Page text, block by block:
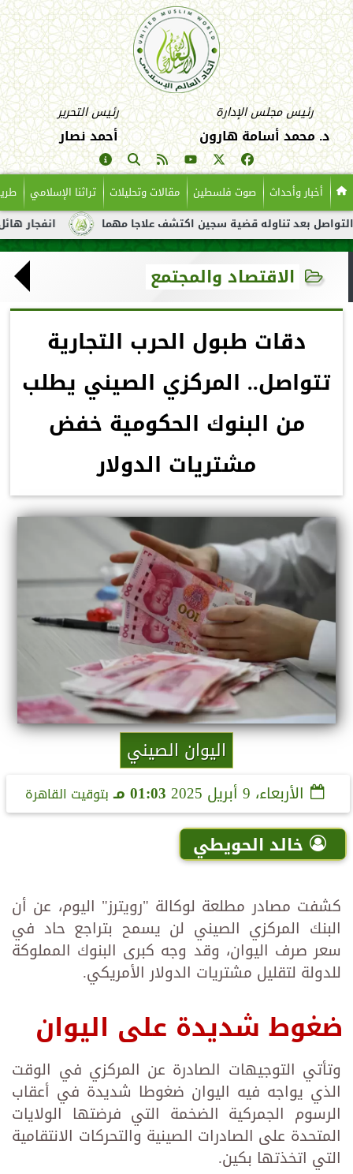
رئيس مجلس الإدارة
د. محمد أسامة هارون
رئيس التحرير
أحمد نصار
أخبار وأحداث صوت فلسطين مقالات وتحليلات تراثنا الإسلامي
انفجار هائل لناقلة تناوله قضية سجين اكتشف علاجا مهما
الاقتصاد والمجتمع
دقات طبول الحرب التجارية
تتواصل.. المركزي الصيني يطلب
من البنوك الحكومية خفض
مشتريات الدولار
اليوان الصيني
الأربعاء، 9 أبريل 2025 01:03 مـ بتوقيت القاهرة
خالد الحويطي
كشفت مصادر مطلعة لوكالة "رويترز" اليوم، عن أن
البنك المركزي الصيني لن يسمح بتراجع حاد في
سعر صرف اليوان، وقد وجه كبرى البنوك المملوكة
للدولة لتقليل مشتريات الدولار الأمريكي.
ضغوط شديدة على اليوان
وتأتي التوجيهات الصادرة عن المركزي في الوقت
الذي يواجه فيه اليوان ضغوطا شديدة في أعقاب
الرسوم الجمركية الضخمة التي فرضتها الولايات
المتحدة على الصادرات الصينية والتحركات الانتقامية
التي اتخذتها بكين.